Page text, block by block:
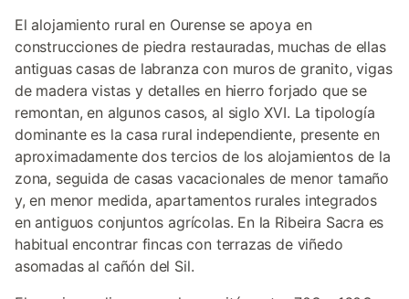
El alojamiento rural en Ourense se apoya en
construcciones de piedra restauradas, muchas de ellas
antiguas casas de labranza con muros de granito, vigas
de madera vistas y detalles en hierro forjado que se
remontan, en algunos casos, al siglo XVI. La tipología
dominante es la casa rural independiente, presente en
aproximadamente dos tercios de los alojamientos de la
zona, seguida de casas vacacionales de menor tamaño
y, en menor medida, apartamentos rurales integrados
en antiguos conjuntos agrícolas. En la Ribeira Sacra es
habitual encontrar fincas con terrazas de viñedo
asomadas al cañón del Sil.